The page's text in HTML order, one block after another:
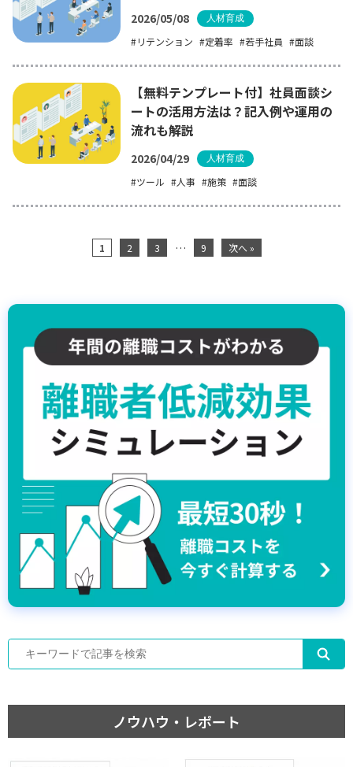
2026/05/08 人材育成
リテンション 定着率 若手社員 面談
【無料テンプレート付】社員面談シ
ートの活用方法は？記入例や運用の
流れも解説
2026/04/29 人材育成
ツール 人事 施策 面談
1 2 3 … 9 次へ »
ノウハウ・レポート